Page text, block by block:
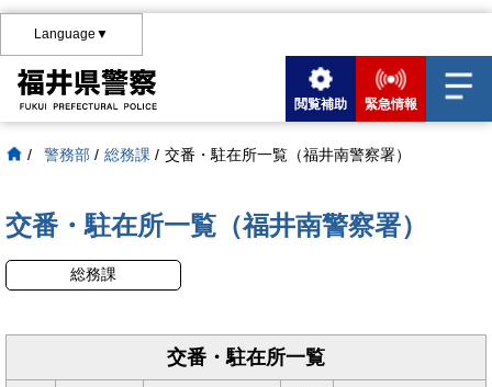
Language▼
閲覧補助 緊急情報
/ 警務部 / 総務課 / 交番・駐在所一覧（福井南警察署）
交番・駐在所一覧（福井南警察署）
総務課
交番・駐在所一覧